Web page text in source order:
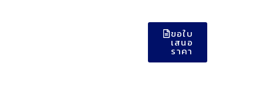
ขอใบ
เสนอ
ราคา